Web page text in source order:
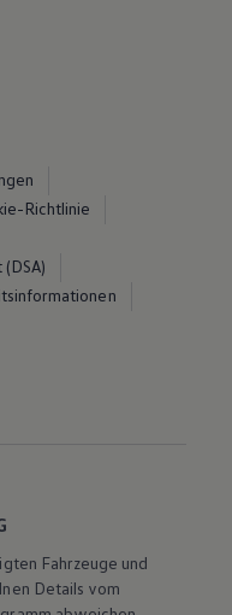
Richtlinie
Fahrzeuge und
Details vom